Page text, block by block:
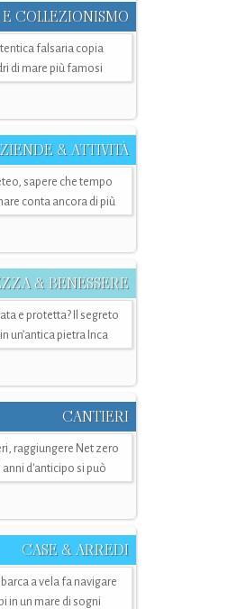
COLLEZIONISMO
falsaria copia
di mare più famosi
& ATTIVITÀ
sapere che tempo
conta ancora di più
& BENESSERE
e protetta? Il segreto
un’antica pietra Inca
CANTIERI
raggiungere Net zero
anni d'anticipo si può
CASE & ARREDI
barca a vela fa navigare
in un mare di sogni